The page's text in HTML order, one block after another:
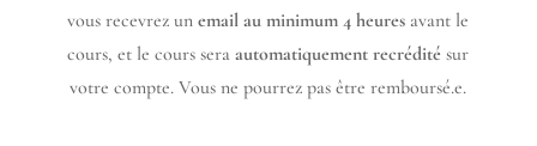
vousrecevrez unemail au minimum 4 heures avant le
cours, et le coursseraautomatiquement recréditésur
votre compte. Vous ne pourrez pas être remboursé.e.